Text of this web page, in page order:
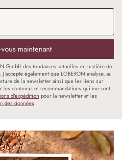
maintenant
GmbH des tendances actuelles en matière de
également que LOBERON analyse, au
de la newsletter ainsi que les liens sur
contenus et recommandations qui me sont
d'expédition pour la newsletter et les
des données.